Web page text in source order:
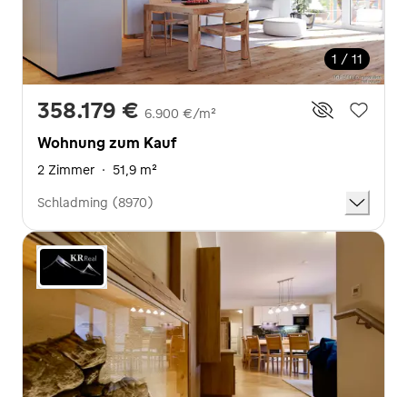
1 / 11
358.179 € 6.900 €/m²
Wohnung zum Kauf
2 Zimmer · 51,9 m²
Schladming (8970)